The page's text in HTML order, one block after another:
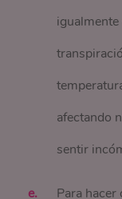
afectando
sentir
Para